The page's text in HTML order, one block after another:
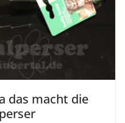
das macht die